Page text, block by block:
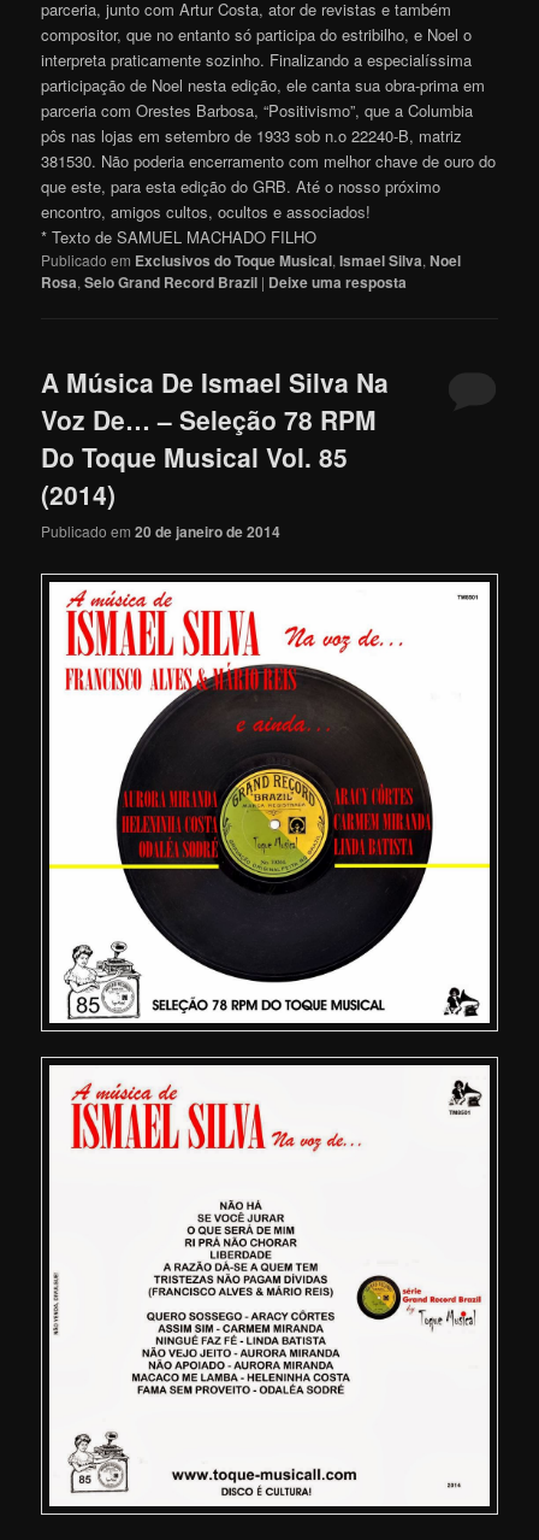
parceria, junto com Artur Costa, ator de revistas e também
compositor, que no entanto só participa do estribilho, e Noel o
interpreta praticamente sozinho. Finalizando a especialíssima
participação de Noel nesta edição, ele canta sua obra-prima em
parceria com Orestes Barbosa, “Positivismo”, que a Columbia
pôs nas lojas em setembro de 1933 sob n.o 22240-B, matriz
381530. Não poderia encerramento com melhor chave de ouro do
que este, para esta edição do GRB. Até o nosso próximo
encontro, amigos cultos, ocultos e associados!
* Texto de SAMUEL MACHADO FILHO
Publicado em Exclusivos do Toque Musical,Ismael Silva,Noel
Rosa,Selo Grand Record Brazil | Deixe uma resposta
A Música De Ismael Silva Na
Voz De… – Seleção 78 RPM
Do Toque Musical Vol. 85
(2014)
Publicado em20 de janeiro de 2014